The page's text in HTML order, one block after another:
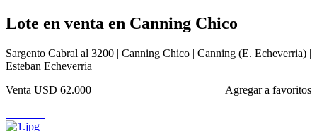
Lote en venta en Canning Chico
Sargento Cabral al 3200 | Canning Chico | Canning (E. Echeverria) |
Esteban Echeverria
Agregar a favoritos
Venta USD 62.000